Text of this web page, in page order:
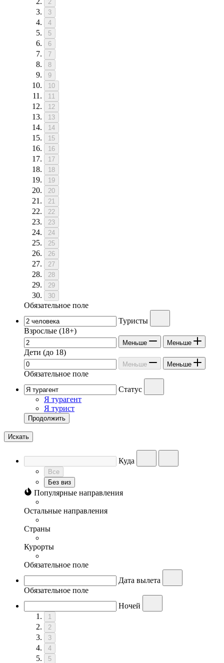
2
3
4
5
6
7
8
9
10
11
12
13
14
15
16
17
18
19
20
21
22
23
24
25
26
27
28
29
30
Обязательное поле
Туристы
Взрослые (18+)
Меньше Меньше
Дети (до 18)
Меньше Меньше
Обязательное поле
Статус
Я турагент
Я турист
Продолжить
Искать
Куда
Все
Без виз
Популярные направления
Остальные направления
Страны
Курорты
Обязательное поле
Дата вылета
Обязательное поле
Ночей
1
2
3
4
5